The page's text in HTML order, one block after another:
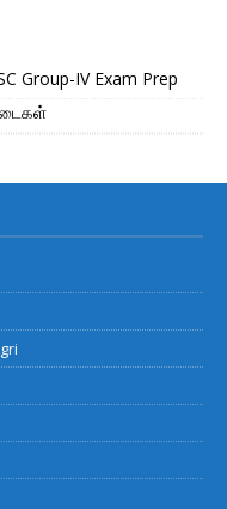
Group-IV Exam Prep